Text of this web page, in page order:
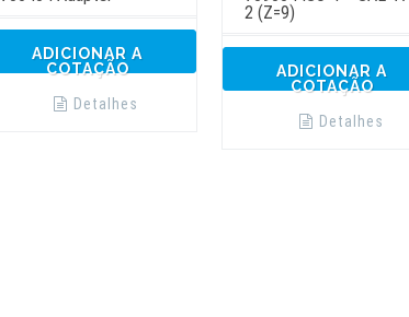
ADICIONAR A
COTAÇÃO
Detalhes
2 (Z=9)
ADICIONAR A
COTAÇÃO
Detalhes